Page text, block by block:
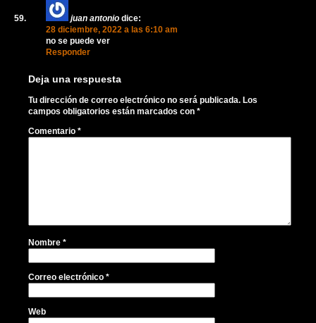
juan antonio dice:
28 diciembre, 2022 a las 6:10 am
no se puede ver
Responder
Deja una respuesta
Tu dirección de correo electrónico no será publicada. Los
campos obligatorios están marcados con *
Comentario *
Nombre *
Correo electrónico *
Web